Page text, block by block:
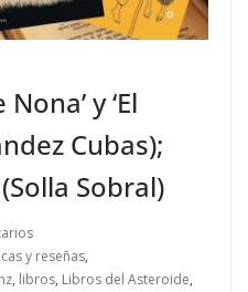
y ‘El
Cubas);
Sobral)
y reseñas,
, libros, Libros del Asteroide,